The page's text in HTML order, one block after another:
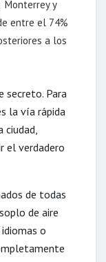
Monterrey y
entre el 74%
a los
secreto. Para
la vía rápida
el verdadero
de todas
de aire
o